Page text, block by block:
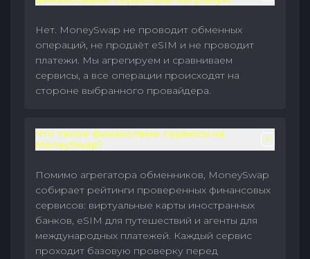
Нет. MoneySwap не проводит обменных
операций, не продаёт eSIM и не проводит
платежи. Мы агрегируем и сравниваем
сервисы, а все операции происходят на
стороне выбранного провайдера.
Что такое финансовые сервисы на
MoneySwap?
Помимо агрегатора обменников, MoneySwap
собирает рейтинги проверенных финансовых
сервисов: виртуальные карты иностранных
банков, eSIM для путешествий и агенты для
международных платежей. Каждый сервис
проходит базовую проверку перед